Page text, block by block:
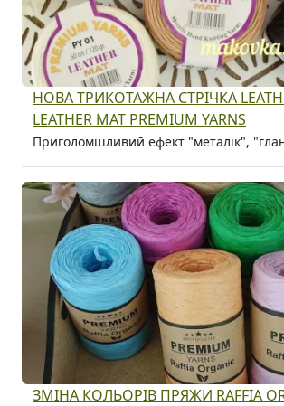
НОВА ТРИКОТАЖНА СТРІЧКА
LEATHER MAT PREMIUM YARNS
ЗМІНА КОЛЬОРІВ ПРЯЖИ RAFFIA